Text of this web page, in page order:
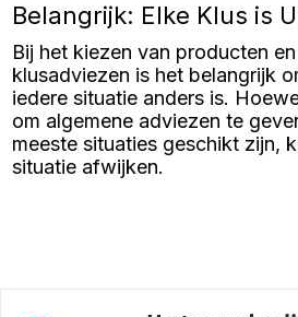
technieken en vooral de juiste
artikel lees je alles over het
kiezen van de juiste MDF
schroeven.
Maar
Belangrijk: Elke Klus is
Bij het kiezen van producten
klusadviezen is het belangrijk
iedere situatie anders is.
om algemene adviezen te
meeste situaties geschikt zijn,
situatie afwijken.